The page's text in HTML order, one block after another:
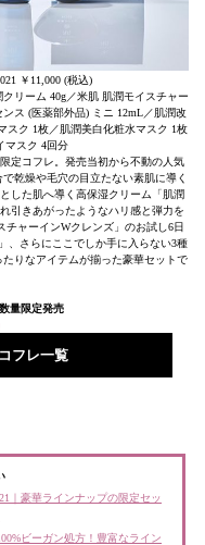
￥11,000 (税込)
リーム 40g／米肌 肌潤モイスチャー
ス (医薬部外品) ミニ 12mL／肌潤改
スク 1枚／肌潤美白化粧水マスク 1枚
マスク 4回分
定コフレ。発売当初から不動の人気
乾燥や毛穴の目立たない素肌に導く
した肌へ導く高保湿クリーム「肌潤
引きあがったようなハリ感と弾力を
ャーインWクレンズ」のお試し6日
、さらにここでしか手に入らない3種
りなアイテムが揃った豪華セットで
量限定発売
フレ一覧
｜豪華ラインナップの限定セッ
ビーガン処方！豊富なライン